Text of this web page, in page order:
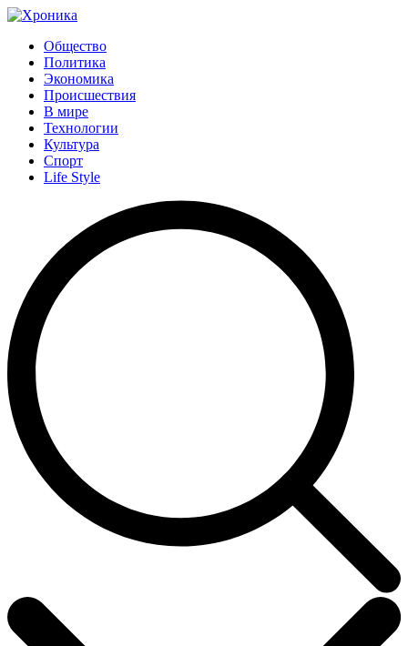
Общество
Политика
Экономика
Происшествия
В мире
Технологии
Культура
Спорт
Life Style